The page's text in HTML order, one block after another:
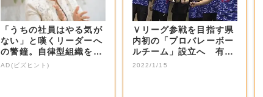
「うちの社員はやる気が
ない」と嘆くリーダーへ
の警鐘。自律型組織をつ
くる前に外せな...
AD(ビズヒント)
Ｖリーグ参戦を目指す県
内初の「プロバレーボー
ルチーム」設立へ 有望
選手などの受け...
2022/1/15